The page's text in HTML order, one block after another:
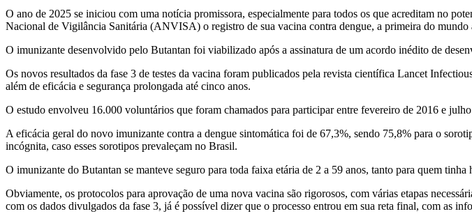
O ano de 2025 se iniciou com uma notícia promissora, especialmente para todos os que acreditam no
Nacional de Vigilância Sanitária (ANVISA) o registro de sua vacina contra dengue, a primeira do mundo
O imunizante desenvolvido pelo Butantan foi viabilizado após a assinatura de um acordo inédito de
Os novos resultados da fase 3 de testes da vacina foram publicados pela revista científica Lancet
além de eficácia e segurança prolongada até cinco anos.
O estudo envolveu 16.000 voluntários que foram chamados para participar entre fevereiro de 2016 e
A eficácia geral do novo imunizante contra a dengue sintomática foi de 67,3%, sendo 75,8% para o
incógnita, caso esses sorotipos prevaleçam no Brasil.
O imunizante do Butantan se manteve seguro para toda faixa etária de 2 a 59 anos, tanto para quem
Obviamente, os protocolos para aprovação de uma nova vacina são rigorosos, com várias etapas
com os dados divulgados da fase 3, já é possível dizer que o processo entrou em sua reta final, com as